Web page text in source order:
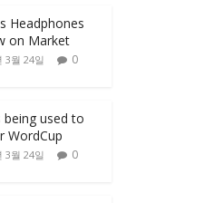
Headphones
on Market
3월 24일 0
being used to
WordCup
3월 24일 0